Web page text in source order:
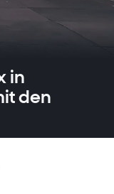
in
den